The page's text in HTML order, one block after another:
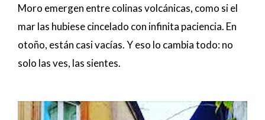
Moro emergen entre colinas volcánicas, como si el
mar las hubiese cincelado con infinita paciencia. En
otoño, están casi vacías. Y eso lo cambia todo: no
solo las ves, las sientes.